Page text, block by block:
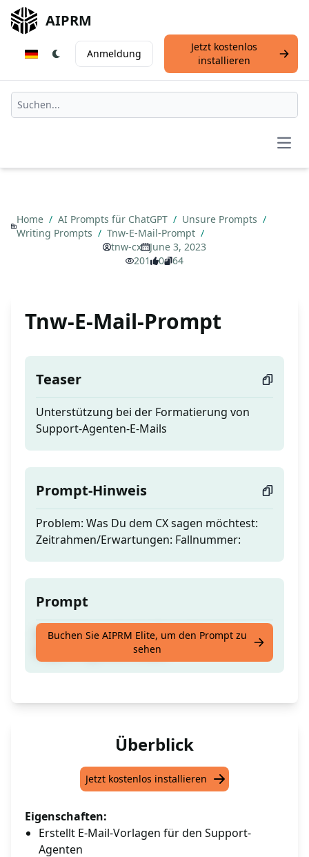
AIPRM
Anmeldung
Jetzt kostenlos
installieren
Home / AI Prompts für ChatGPT / Unsure Prompts /
Writing Prompts / Tnw-E-Mail-Prompt /
tnw-cx
June 3, 2023
201
0 64
Tnw-E-Mail-Prompt
Teaser
Unterstützung bei der Formatierung von
Support-Agenten-E-Mails
Prompt-Hinweis
Problem: Was Du dem CX sagen möchtest:
Zeitrahmen/Erwartungen: Fallnummer:
Prompt
Unterstützung bei der Formatierung von
Support-Agenten-E-Mails
Buchen Sie AIPRM Elite, um den Prompt zu
sehen
Überblick
Jetzt kostenlos installieren
Eigenschaften:
Erstellt E-Mail-Vorlagen für den Support-
Agenten